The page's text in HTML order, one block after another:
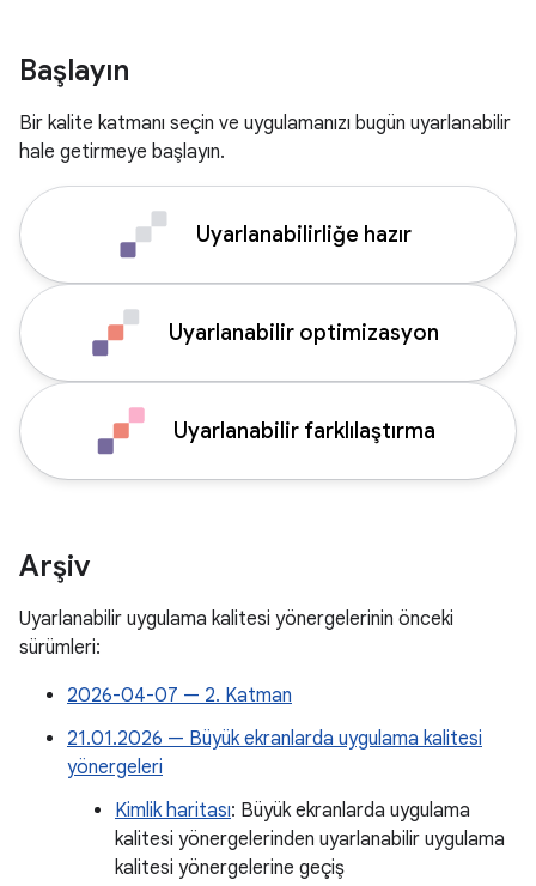
Başlayın
Bir kalite katmanı seçin ve uygulamanızı bugün uyarlanabilir
hale getirmeye başlayın.
Uyarlanabilirliğe hazır
Uyarlanabilir optimizasyon
Uyarlanabilir farklılaştırma
Arşiv
Uyarlanabilir uygulama kalitesi yönergelerinin önceki
sürümleri:
2026-04-07 — 2. Katman
21.01.2026 — Büyük ekranlarda uygulama kalitesi
yönergeleri
Kimlik haritası: Büyük ekranlarda uygulama
kalitesi yönergelerinden uyarlanabilir uygulama
kalitesi yönergelerine geçiş